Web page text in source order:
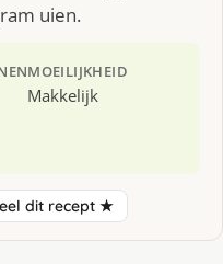
uien.
MOEILIJKHEID
Makkelijk
dit recept ★